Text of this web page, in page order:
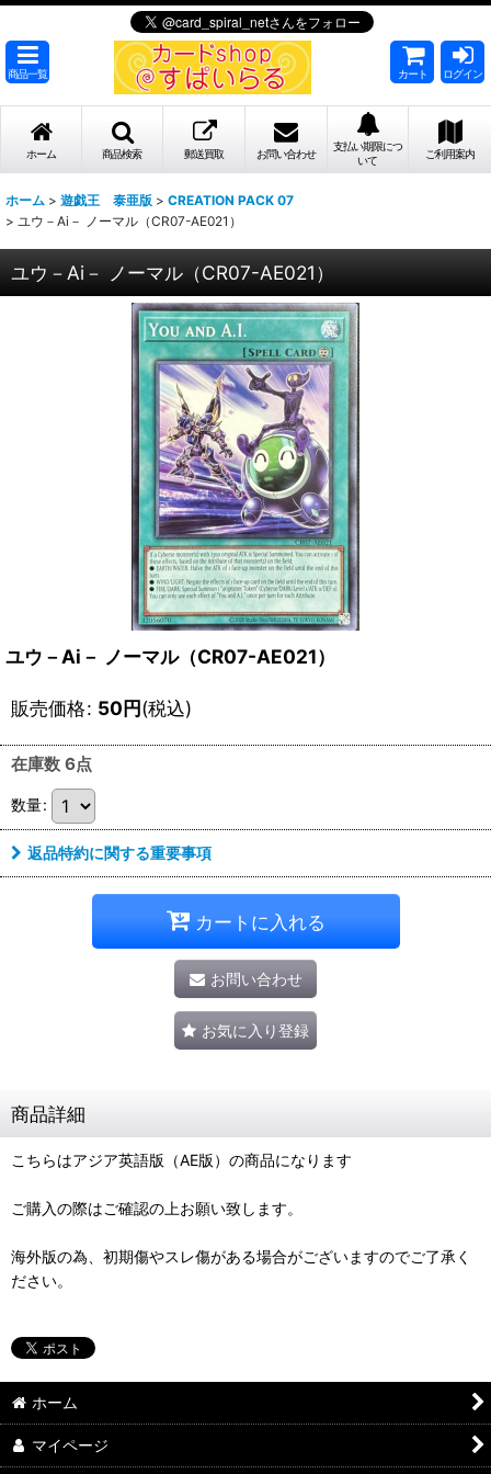
商品一覧 カート ログイン
ホーム 商品検索 郵送買取 お問い合わせ
支払い期限につ
いて
ご利用案内
ホーム > 遊戯王 泰亜版 > CREATION PACK 07
> ユウ－Ai－ ノーマル（CR07-AE021）
ユウ－Ai－ ノーマル（CR07-AE021）
ユウ－Ai－ ノーマル（CR07-AE021）
販売価格: 50円(税込)
在庫数 6点
数量:
返品特約に関する重要事項
カートに入れる
お問い合わせ
お気に入り登録
商品詳細
こちらはアジア英語版（AE版）の商品になります
ご購入の際はご確認の上お願い致します。
海外版の為、初期傷やスレ傷がある場合がございますのでご了承く
ださい。
ホーム
マイページ